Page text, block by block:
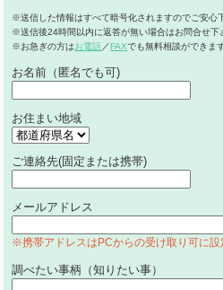
※送信した情報はすべて暗号化されますのでご安心
※送信後24時間以内に返答が無い場合はお問合せ下
※お急ぎの方はお電話 ／FAXでも無料相談ができます
お名前（匿名でも可)
お住まい地域
ご連絡先(固定または携帯)
メールアドレス
※携帯アドレスはPCからの受け取り可に設
調べたい事柄（知りたい事）